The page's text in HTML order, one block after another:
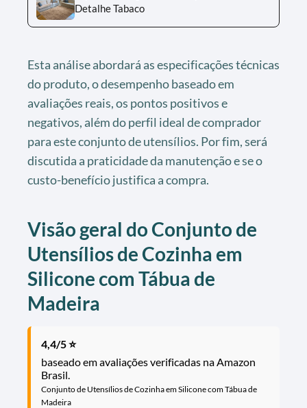
Detalhe Tabaco
Esta análise abordará as especificações técnicas
do produto, o desempenho baseado em
avaliações reais, os pontos positivos e
negativos, além do perfil ideal de comprador
para este conjunto de utensílios. Por fim, será
discutida a praticidade da manutenção e se o
custo-benefício justifica a compra.
Visão geral do Conjunto de
Utensílios de Cozinha em
Silicone com Tábua de
Madeira
4,4/5 ⭐
baseado em avaliações verificadas na Amazon
Brasil.
Conjunto de Utensílios de Cozinha em Silicone com Tábua de
Madeira